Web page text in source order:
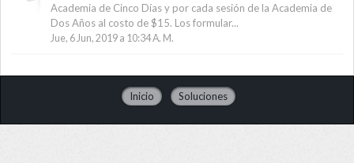
Academia de Cinco Días y por cada sesión de la Academia de
Dos Años al costo de $15. Los formular...
Jue, 6 Jun, 2019 a 10:34 A. M.
Inicio Soluciones